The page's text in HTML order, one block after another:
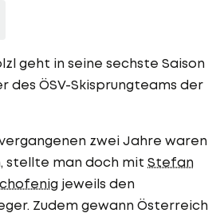
geht in seine sechste Saison
des ÖSV-Skisprungteams der
zwei Jahre waren
stellte man doch mit Stefan
jeweils den
Zudem gewann Österreich